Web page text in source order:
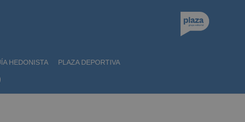
HEDONISTA PLAZA DEPORTIVA